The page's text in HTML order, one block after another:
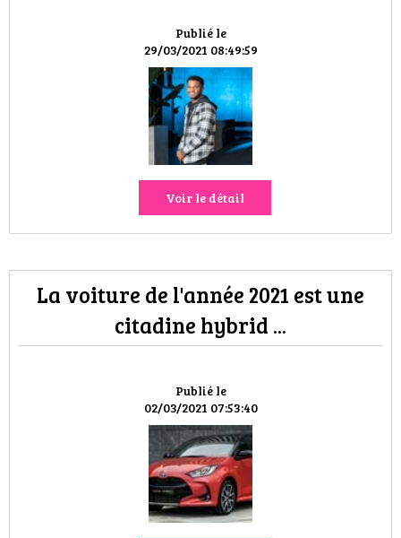
CULTURE
HIGH TECH
MAISON
AUTO
LIEUX TENDANCES
MODE DE RUE
JEUNES CRÉATEURS
HISTOIRE DES MARQUES
DÉCO
VOYAGES & LOISIRS
Publié le
29/03/2021 08:49:59
Voir le détail
Publié le
02/03/2021 07:53:40
La voiture de l'année 2021 est une
citadine hybrid ...